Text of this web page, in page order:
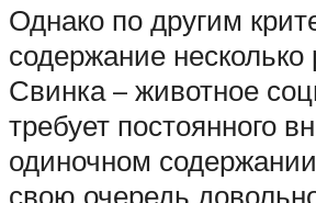
Однако по другим
содержание несколько
Свинка – животное
требует постоянного
одиночном
свою очередь